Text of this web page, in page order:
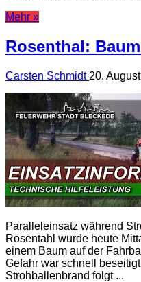
Mehr »
Rosenthal:
Carsten Schmidt 20.
Paralleleinsatz während
Rosentahl wurde heute
einem Baum auf der
Gefahr war schnell
Strohballenbrand folgt ...